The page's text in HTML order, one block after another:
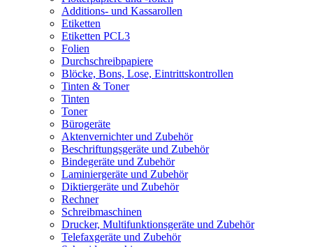
Additions- und Kassarollen
Etiketten
Etiketten PCL3
Folien
Durchschreibpapiere
Blöcke, Bons, Lose, Eintrittskontrollen
Tinten & Toner
Tinten
Toner
Bürogeräte
Aktenvernichter und Zubehör
Beschriftungsgeräte und Zubehör
Bindegeräte und Zubehör
Laminiergeräte und Zubehör
Diktiergeräte und Zubehör
Rechner
Schreibmaschinen
Drucker, Multifunktionsgeräte und Zubehör
Telefaxgeräte und Zubehör